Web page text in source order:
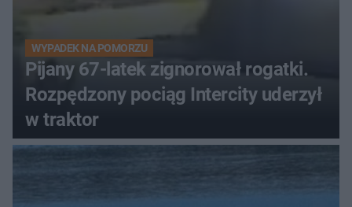
WYPADEK NA POMORZU
Pijany 67-latek zignorował rogatki.
Rozpędzony pociąg Intercity uderzył
w traktor